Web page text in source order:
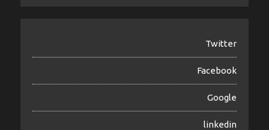
Twitter
Facebook
Google
linkedin